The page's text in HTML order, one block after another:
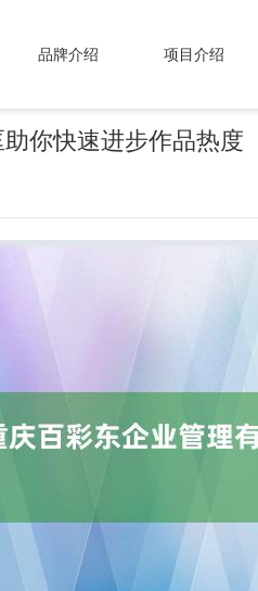
品牌介绍 项目介绍
你快速进步作品热度